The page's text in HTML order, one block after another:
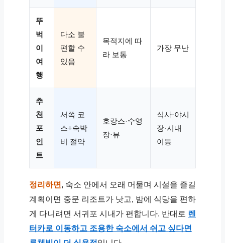
뚜
벅
이
여
행
다소 불
편할 수
있음
목적지에 따
라 보통
가장 무난
추
천
포
인
트
서쪽 코
스+숙박
비 절약
호캉스·수영
장·뷰
식사·야시
장·시내
이동
정리하면 , 숙소 안에서 오래 머물며 시설을 즐길
계획이면 중문 리조트가 낫고, 밤에 식당을 편하
게 다니려면 서귀포 시내가 편합니다. 반대로 렌
터카로 이동하고 조용한 숙소에서 쉬고 싶다면